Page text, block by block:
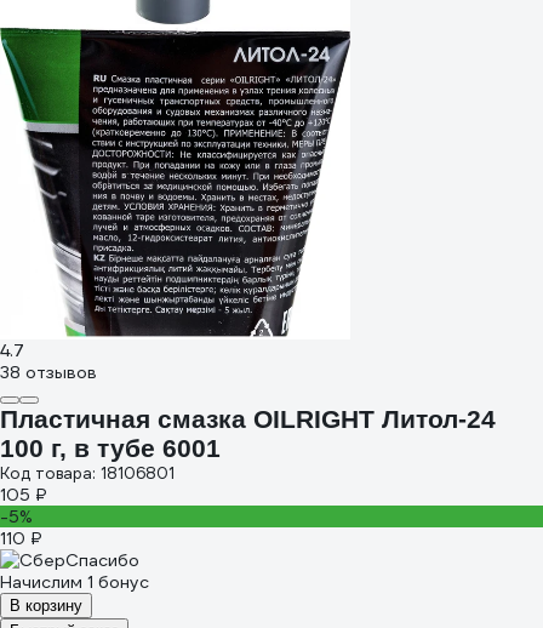
4.7
38 отзывов
Пластичная смазка OILRIGHT Литол-24
100 г, в тубе 6001
Код товара: 18106801
105 ₽
-5%
110 ₽
Начислим 1 бонус
В корзину